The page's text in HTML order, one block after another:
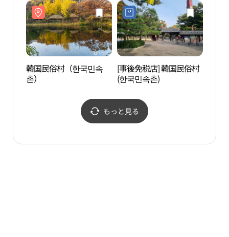
더하다）
韓国民俗村（한국민속
촌）
[事後免税店] 韓国民俗村
(한국민속촌)
もっと見る